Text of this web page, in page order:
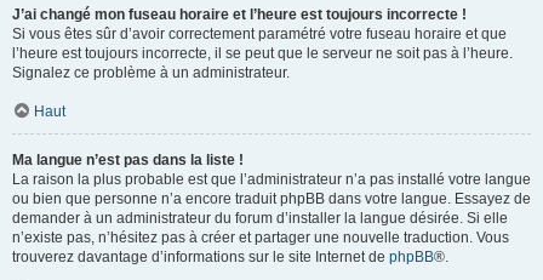
J’ai changé mon fuseau horaire et l’heure est toujours incorrecte !
Si vous êtes sûr d’avoir correctement paramétré votre fuseau horaire et que
l’heure est toujours incorrecte, il se peut que le serveur ne soit pas à l’heure.
Signalez ce problème à un administrateur.
Haut
Ma langue n’est pas dans la liste !
La raison la plus probable est que l’administrateur n’a pas installé votre langue
ou bien que personne n’a encore traduit phpBB dans votre langue. Essayez de
demander à un administrateur du forum d’installer la langue désirée. Si elle
n’existe pas, n’hésitez pas à créer et partager une nouvelle traduction. Vous
trouverez davantage d’informations sur le site Internet de phpBB®.